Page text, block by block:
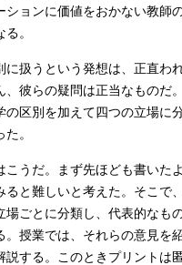
ションに価値をおかない教師
。
に扱うという発想は、正直わ
、彼らの疑問は正当なものだ
の区別を加えて四つの立場に
。
こうだ。まず先ほども書いた
ると難しいと考えた。そこで
場ごとに分類し、代表的なも
。授業では、それらの意見を
説する。このときプリントは